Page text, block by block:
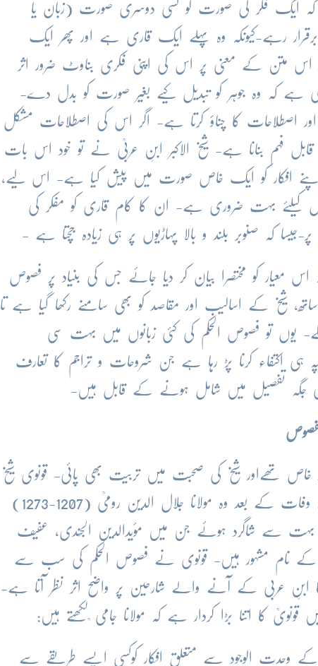
کہ ایک فکر کی صورت کو کسی دوسری صورت (زبان یا
رہے-کیونکہ وہ پہلے ایک قاری ہے اور پھر ایک
متن کے معنی پر اس کی اپنی فکری بناوٹ ضرور اثر
کہ وہ جوہر کو تبدیل کیے بغیر صورت کو بدل دے-
اصطلاحات کا چناؤ کرتا ہے- اگر اس کی اصطلاحات مشکل
فہم بنانا ہے- شیخ الاکبر ابنِ عربیؒ نے تو خود اس بات
افکار کو ایک خاص صورت میں پیش کیا ہے- اس لیے،
کیلئے بہت ضروری ہے- ان کا کام قاری کو مفکر کی
کہ صنوبر بلند و بالا پہاڑیوں پر ہی زیادہ جچتا ہے -
کو مختصرا بیان کر دیا جائے جس کی بنیاد پر فصوص
شیخ کے اسالیب اور مقاصد کو بھی سامنے رکھا گیا ہے تا
یوں تو فصوص الحکم کی کئی زبانوں میں بہت سی
اکتفاء کرنا پڑ رہا ہے جن شروحات و تراجم کا تعارف
جگہ تفصیل میں شامل ہونے کے قابل ہیں-
ابنِ عربیؒ کے شاگردِ خاص تھےاور شیخ کی صحبت میں تربیت بھی پائی- قونوی شیخ
کے افکار کے سب سے پہلے شارح بھی تھے-شیخ کی وفات کے بعد وہ مولانا جلال الدین رومیؒ (1207-1273)
شاگرد ہوئے جن میں مؤیدالدین الجَندی، عفیف
کے نام مشہور ہیں- قونوی نے فصوص الحکم کی سب سے
عربی کے آنے والے شارحین پر واضح اثر نظر آتا ہے-
کا اتنا بڑا کردار ہے کہ مولانا جامی ؒلکھتے ہیں:
کے وحدت الوجود سے متعلق افکار کوکسی ایسے طریقے سے